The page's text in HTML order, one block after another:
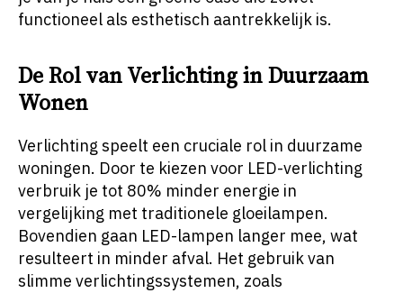
functioneel als esthetisch aantrekkelijk is.
De Rol van Verlichting in Duurzaam
Wonen
Verlichting speelt een cruciale rol in duurzame
woningen. Door te kiezen voor LED-verlichting
verbruik je tot 80% minder energie in
vergelijking met traditionele gloeilampen.
Bovendien gaan LED-lampen langer mee, wat
resulteert in minder afval. Het gebruik van
slimme verlichtingssystemen, zoals